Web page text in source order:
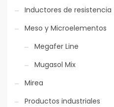
Inductores de resistencia
Meso y Microelementos
Megafer Line
Mugasol Mix
Mirea
Productos industriales